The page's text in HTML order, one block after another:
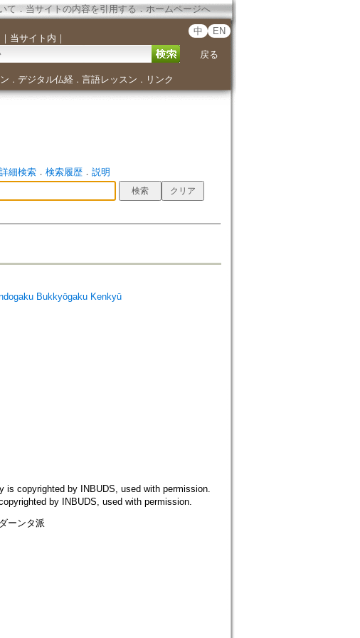
て．当サイトの内容を引用する ． ホームページへ
｜ 当サイト内 ｜
中 EN
戻る
． デジタル仏経． 言語レッスン ． リンク
詳細検索． 検索履歴． 説明
Bukkyōgaku Kenkyū
is copyrighted by INBUDS, used with permission.
by INBUDS, used with permission.
ーンタ派